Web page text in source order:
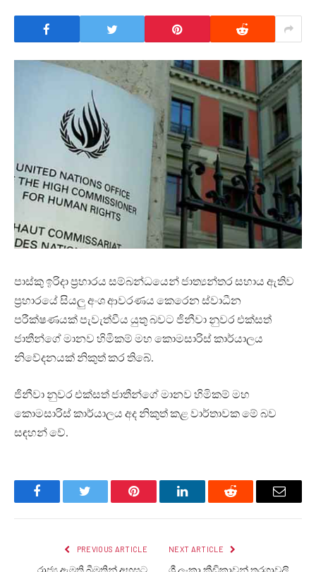
පාස්කු ඉරිදා ප්‍රහාරය සම්බන්ධයෙන් ජාත්‍යන්තර සහාය ඇතිව
ප්‍රහාරයේ සියලු අංශ ආවරණය කෙරෙන ස්වාධීන
පරීක්ෂණයක් පැවැත්වීය යුතු බවට ජිනීවා නුවර එක්සත්
ජාතීන්ගේ මානව හිමිකම් මහ කොමසාරිස් කාර්යාලය
නිවේදනයක් නිකුත් කර තිබේ.
ජිනීවා නුවර එක්සත් ජාතීන්ගේ මානව හිමිකම් මහ
කොමසාරිස් කාර්යාලය අද නිකුත් කළ වාර්තාවක මේ බව
සඳහන් වේ.
FacebookTwitter Pinterest LinkedInReddit Email
PREVIOUS ARTICLE
රාජ්‍ය ඇමති බීමතින් අහසට
NEXT ARTICLE
ශ්‍රී ලංකා ක්‍රීඩිකාවන් තරගාවලි